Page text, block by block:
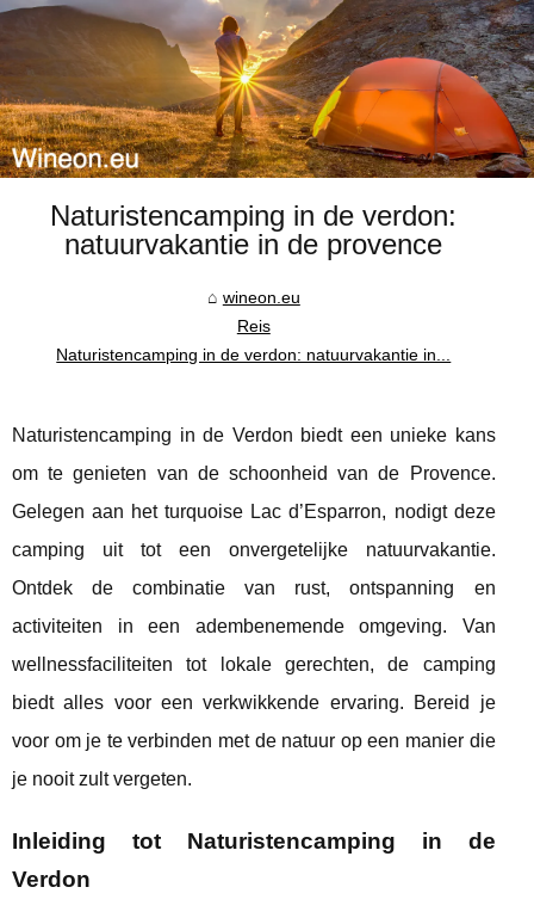
Naturistencamping in de verdon:
natuurvakantie in de provence
wineon.eu
Reis
Naturistencamping in de verdon: natuurvakantie in...
Naturistencamping in de Verdon biedt een unieke kans
om te genieten van de schoonheid van de Provence.
Gelegen aan het turquoise Lac d’Esparron, nodigt deze
camping uit tot een onvergetelijke natuurvakantie.
Ontdek de combinatie van rust, ontspanning en
activiteiten in een adembenemende omgeving. Van
wellnessfaciliteiten tot lokale gerechten, de camping
biedt alles voor een verkwikkende ervaring. Bereid je
voor om je te verbinden met de natuur op een manier die
je nooit zult vergeten.
Inleiding tot Naturistencamping in de
Verdon